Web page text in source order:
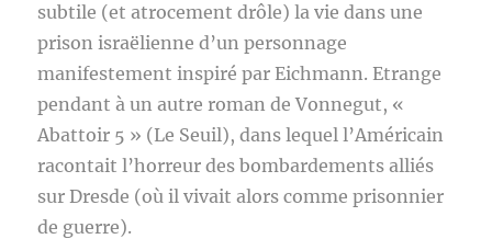
subtile (et atrocement drôle) la vie dans une
prison israëlienne d’un personnage
manifestement inspiré par Eichmann. Etrange
pendant à un autre roman de Vonnegut, «
Abattoir 5 » (Le Seuil), dans lequel l’Américain
racontait l’horreur des bombardements alliés
sur Dresde (où il vivait alors comme prisonnier
de guerre).